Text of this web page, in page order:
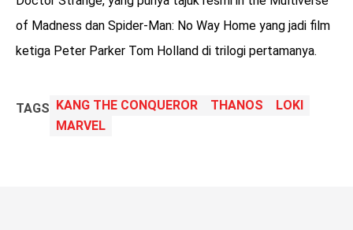
of Madness dan Spider-Man: No Way Home yang jadi film
ketiga Peter Parker Tom Holland di trilogi pertamanya.
TAGS KANG THE CONQUEROR THANOS
LOKI
MARVEL